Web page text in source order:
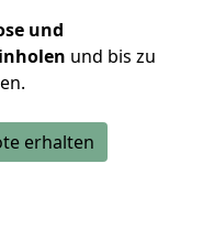
und
und bis zu
erhalten